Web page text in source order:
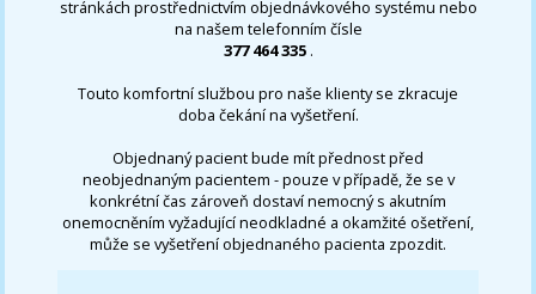
stránkách prostřednictvím objednávkového systému nebo
na našem telefonním čísle
377 464 335 .
Touto komfortní službou pro naše klienty se zkracuje
doba čekání na vyšetření.
Objednaný pacient bude mít přednost před
neobjednaným pacientem - pouze v případě, že se v
konkrétní čas zároveň dostaví nemocný s akutním
onemocněním vyžadující neodkladné a okamžité ošetření,
může se vyšetření objednaného pacienta zpozdit.